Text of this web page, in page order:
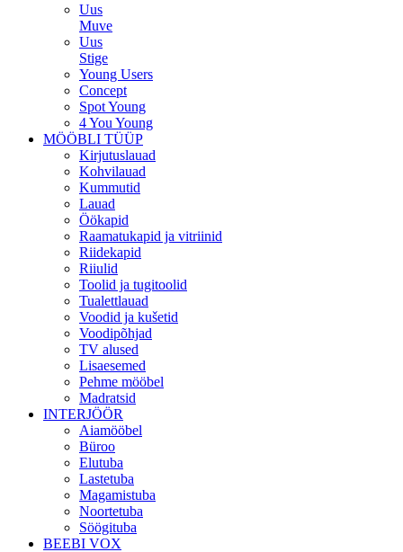
Uus
Muve
Uus
Stige
Young Users
Concept
Spot Young
4 You Young
MÖÖBLI TÜÜP
Kirjutuslauad
Kohvilauad
Kummutid
Lauad
Öökapid
Raamatukapid ja vitriinid
Riidekapid
Riiulid
Toolid ja tugitoolid
Tualettlauad
Voodid ja kušetid
Voodipõhjad
TV alused
Lisaesemed
Pehme mööbel
Madratsid
INTERJÖÖR
Aiamööbel
Büroo
Elutuba
Lastetuba
Magamistuba
Noortetuba
Söögituba
BEEBI VOX